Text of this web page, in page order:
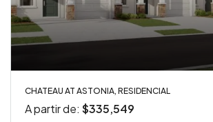
CHATEAU AT ASTONIA, RESIDENCIAL
A partir de: $335,549